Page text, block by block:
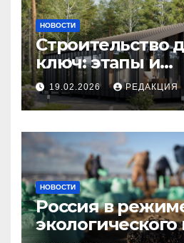
НОВОСТИ
Строительство
ключ: этапы и
планирование
19.02.2026 РЕДАКЦИЯ
НОВОСТИ
Россия в
экологического